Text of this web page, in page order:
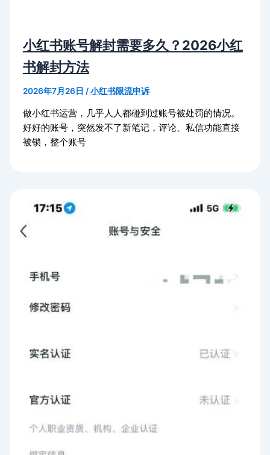
小红书账号解封需要多久？2026小红
书解封方法
2026年7月26日 /小红书限流申诉
做小红书运营，几乎人人都碰到过账号被处罚的情况。
好好的账号，突然发不了新笔记，评论、私信功能直接
被锁，整个账号